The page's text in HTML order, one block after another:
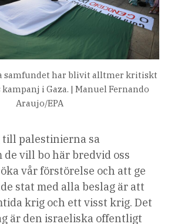
samfundet har blivit alltmer kritiskt
i Gaza. | Manuel Fernando
Araujo/EPA
palestinierna sa
de vill bo här bredvid oss
vår förstörelse och att ge
stat med alla beslag är att
krig och ett visst krig. Det
är den israeliska offentligt